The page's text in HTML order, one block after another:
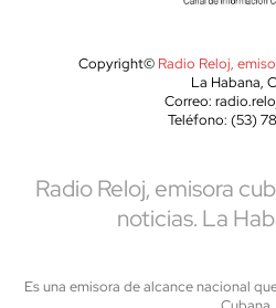
Copyright© Radio Reloj,
La Habana,
Correo:
Teléfono: (53)
Radio Reloj, emisora
noticias. La
Es una emisora de alcance nacional